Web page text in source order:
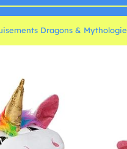
Dragons & Mythologie